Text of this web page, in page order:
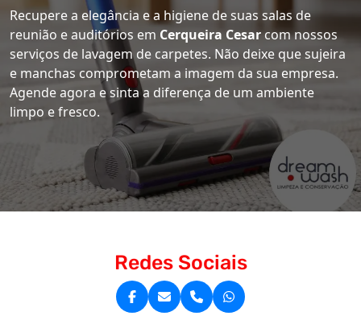
Recupere a elegância e a higiene de suas salas de
reunião e auditórios em Cerqueira Cesarcom nossos
serviços de lavagem de carpetes. Não deixe que sujeira
e manchas comprometam a imagem da sua empresa.
Agende agora e sinta a diferença de um ambiente
limpo e fresco.
Redes Sociais